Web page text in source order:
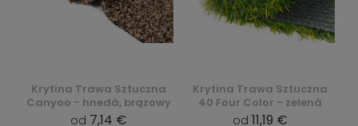
Krytina Trawa Sztuczna
Canyoo - hnedá, brązowy
od 7,14 €
Krytina Trawa Sztuczna
40 Four Color - zelená
od 11,19 €